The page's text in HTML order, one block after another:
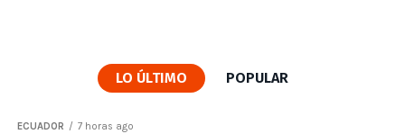
LO ÚLTIMO POPULAR
ECUADOR 7 horas ago